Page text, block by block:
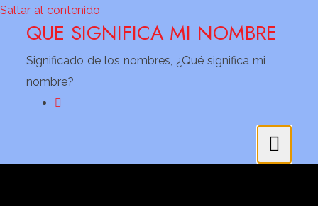
Saltar al contenido
QUE SIGNIFICA MI NOMBRE
Significado de los nombres, ¿Qué significa mi
nombre?